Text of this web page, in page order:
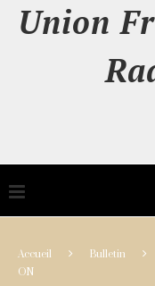
Union
Accueil Bulletin
ON